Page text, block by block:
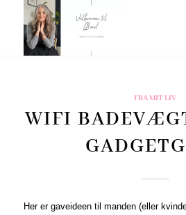
FRA MIT LIV
WIFI
Her er gaveideen til manden (eller